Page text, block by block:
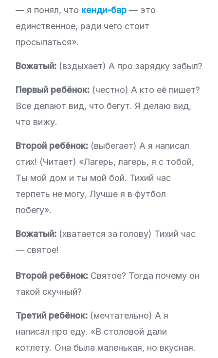
— я понял, что кенди-бар — это
единственное, ради чего стоит
просыпаться».
Вожатый: (вздыхает) А про зарядку забыл?
Первый ребёнок: (честно) А кто её пишет?
Все делают вид, что бегут. Я делаю вид,
что вижу.
Второй ребёнок: (выбегает) А я написал
стих! (Читает) «Лагерь, лагерь, я с тобой,
Ты мой дом и ты мой бой. Тихий час
терпеть не могу, Лучше я в футбол
побегу».
Вожатый: (хватается за голову) Тихий час
— святое!
Второй ребёнок: Святое? Тогда почему он
такой скучный?
Третий ребёнок: (мечтательно) А я
написал про еду. «В столовой дали
котлету. Она была маленькая, но вкусная.